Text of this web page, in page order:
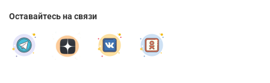
Оставайтесь на связи